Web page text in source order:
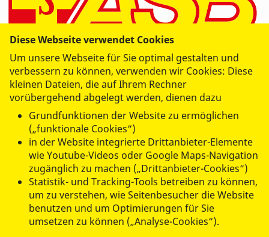
Diese Webseite verwendet Cookies
Um unsere Webseite für Sie optimal gestalten und
verbessern zu können, verwenden wir Cookies: Diese
kleinen Dateien, die auf Ihrem Rechner
vorübergehend abgelegt werden, dienen dazu
Grundfunktionen der Website zu ermöglichen
(„funktionale Cookies“)
in der Website integrierte Drittanbieter-Elemente
wie Youtube-Videos oder Google Maps-Navigation
zugänglich zu machen („Drittanbieter-Cookies“)
Statistik- und Tracking-Tools betreiben zu können,
um zu verstehen, wie Seitenbesucher die Website
benutzen und um Optimierungen für Sie
umsetzen zu können („Analyse-Cookies“).